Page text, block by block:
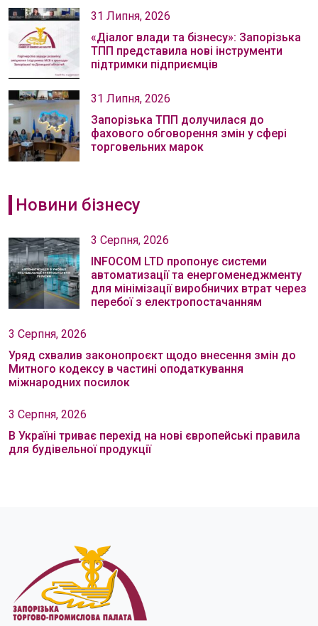
31 Липня, 2026
«Діалог влади та бізнесу»: Запорізька
ТПП представила нові інструменти
підтримки підприємців
31 Липня, 2026
Запорізька ТПП долучилася до
фахового обговорення змін у сфері
торговельних марок
Новини бізнесу
3 Серпня, 2026
INFOCOM LTD пропонує системи
автоматизації та енергоменеджменту
для мінімізації виробничих втрат через
перебої з електропостачанням
3 Серпня, 2026
Уряд схвалив законопроєкт щодо внесення змін до
Митного кодексу в частині оподаткування
міжнародних посилок
3 Серпня, 2026
В Україні триває перехід на нові європейські правила
для будівельної продукції